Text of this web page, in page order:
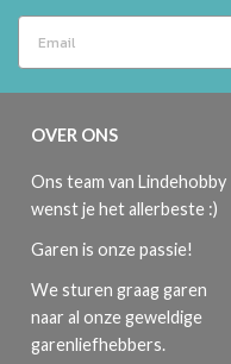
OVER ONS
Ons team van Lindehobby
wenst je het allerbeste :)
Garen is onze passie!
We sturen graag garen
naar al onze geweldige
garenliefhebbers.